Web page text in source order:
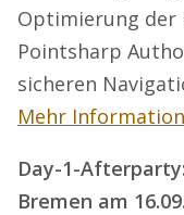
Optimierung der
Pointsharp
sicheren
Mehr
Day-1-
Bremen am